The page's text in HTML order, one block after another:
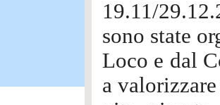
19.11/
sono state
Loco e dal
a